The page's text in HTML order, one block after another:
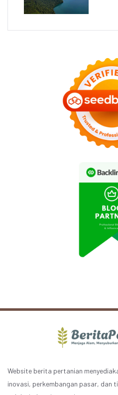
Website berita pertanian
inovasi, perkembangan pasar, dan